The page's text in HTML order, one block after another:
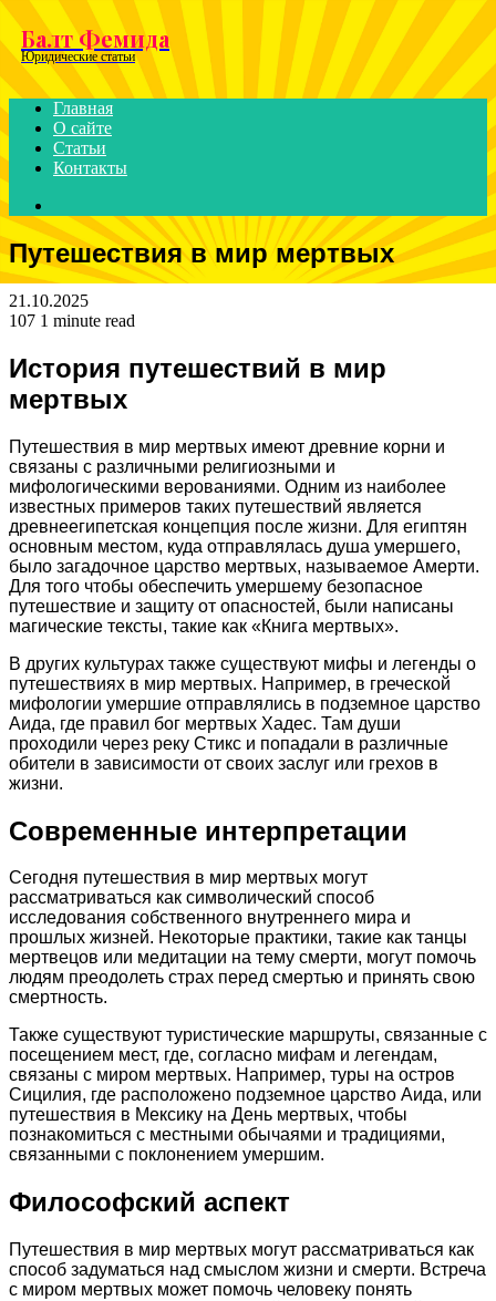
Menu
Балт Фемида
Юридические статьи
Главная
О сайте
Статьи
Контакты
for
Путешествия в мир мертвых
21.10.2025
107 1 minute read
История путешествий в мир
мертвых
Путешествия в мир мертвых имеют древние корни и
связаны с различными религиозными и
мифологическими верованиями. Одним из наиболее
известных примеров таких путешествий является
древнеегипетская концепция после жизни. Для египтян
основным местом, куда отправлялась душа умершего,
было загадочное царство мертвых, называемое Амерти.
Для того чтобы обеспечить умершему безопасное
путешествие и защиту от опасностей, были написаны
магические тексты, такие как «Книга мертвых».
В других культурах также существуют мифы и легенды о
путешествиях в мир мертвых. Например, в греческой
мифологии умершие отправлялись в подземное царство
Аида, где правил бог мертвых Хадес. Там души
проходили через реку Стикс и попадали в различные
обители в зависимости от своих заслуг или грехов в
жизни.
Современные интерпретации
Сегодня путешествия в мир мертвых могут
рассматриваться как символический способ
исследования собственного внутреннего мира и
прошлых жизней. Некоторые практики, такие как танцы
мертвецов или медитации на тему смерти, могут помочь
людям преодолеть страх перед смертью и принять свою
смертность.
Также существуют туристические маршруты, связанные с
посещением мест, где, согласно мифам и легендам,
связаны с миром мертвых. Например, туры на остров
Сицилия, где расположено подземное царство Аида, или
путешествия в Мексику на День мертвых, чтобы
познакомиться с местными обычаями и традициями,
связанными с поклонением умершим.
Философский аспект
Путешествия в мир мертвых могут рассматриваться как
способ задуматься над смыслом жизни и смерти. Встреча
с миром мертвых может помочь человеку понять